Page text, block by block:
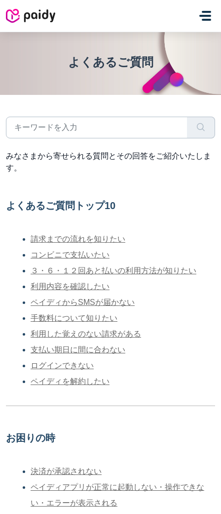
よくあるご質問
みなさまから寄せられる質問とその回答をご紹介いたしま
す。
よくあるご質問トップ10
請求までの流れを知りたい
コンビニで支払いたい
３・６・１２回あと払いの利用方法が知りたい
利用内容を確認したい
ペイディからSMSが届かない
手数料について知りたい
利用した覚えのない請求がある
支払い期日に間に合わない
ログインできない
ペイディを解約したい
お困りの時
決済が承認されない
ペイディアプリが正常に起動しない・操作できな
い・エラーが表示される